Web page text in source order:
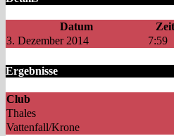
Datum Zeit
3. Dezember 2014
7:59
Ergebnisse
Club
Thales
Vattenfall/Krone